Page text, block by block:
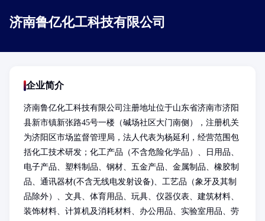
济南鲁亿化工科技有限公司
企业简介
济南鲁亿化工科技有限公司注册地址位于山东省济南市济阳
县新市镇新张路45号一楼（碱场社区大门南侧），注册机关
为济阳区市场监督管理局，法人代表为杨延利，经营范围包
括化工技术研发；化工产品（不含危险化学品）、日用品、
电子产品、塑料制品、钢材、五金产品、金属制品、橡胶制
品、通讯器材(不含无线电发射设备)、工艺品（象牙及其制
品除外）、文具、体育用品、玩具、仪器仪表、建筑材料、
装饰材料、计算机及消耗材料、办公用品、实验室用品、劳